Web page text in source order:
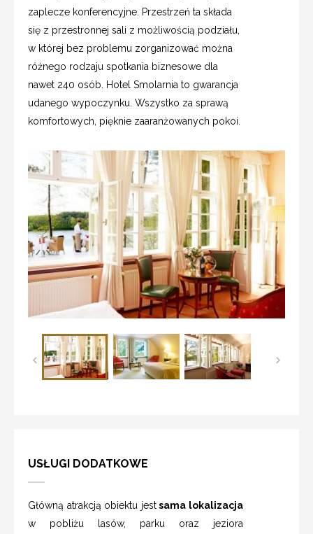
zaplecze konferencyjne. Przestrzeń ta składa
się z przestronnej sali z możliwością podziału,
w której bez problemu zorganizować można
różnego rodzaju spotkania biznesowe dla
nawet 240 osób.
Hotel Smolarnia to gwarancja
udanego wypoczynku. Wszystko za sprawą
komfortowych, pięknie zaaranżowanych pokoi.
USŁUGI DODATKOWE
Główną atrakcją obiektu jestsama lokalizacja
w pobliżu lasów, parku oraz jeziora